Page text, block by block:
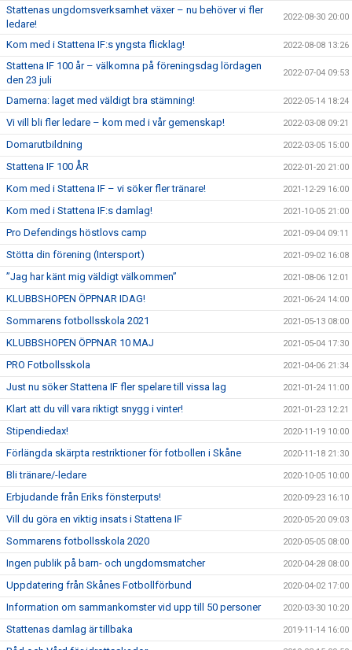
Stattenas ungdomsverksamhet växer – nu behöver vi fler
ledare!
2022-08-30 20:00
Kom med i Stattena IF:s yngsta flicklag! 2022-08-08 13:26
Stattena IF 100 år – välkomna på föreningsdag lördagen
den 23 juli
2022-07-04 09:53
Damerna: laget med väldigt bra stämning! 2022-05-14 18:24
Vi vill bli fler ledare – kom med i vår gemenskap! 2022-03-08 09:21
Domarutbildning 2022-03-05 15:00
Stattena IF 100 ÅR 2022-01-20 21:00
Kom med i Stattena IF – vi söker fler tränare! 2021-12-29 16:00
Kom med i Stattena IF:s damlag! 2021-10-05 21:00
Pro Defendings höstlovs camp 2021-09-04 09:11
Stötta din förening (Intersport) 2021-09-02 16:08
”Jag har känt mig väldigt välkommen” 2021-08-06 12:01
KLUBBSHOPEN ÖPPNAR IDAG! 2021-06-24 14:00
Sommarens fotbollsskola 2021 2021-05-13 08:00
KLUBBSHOPEN ÖPPNAR 10 MAJ 2021-05-04 17:30
PRO Fotbollsskola 2021-04-06 21:34
Just nu söker Stattena IF fler spelare till vissa lag 2021-01-24 11:00
Klart att du vill vara riktigt snygg i vinter! 2021-01-23 12:21
Stipendiedax! 2020-11-19 10:00
Förlängda skärpta restriktioner för fotbollen i Skåne 2020-11-18 21:30
Bli tränare/-ledare 2020-10-05 10:00
Erbjudande från Eriks fönsterputs! 2020-09-23 16:10
Vill du göra en viktig insats i Stattena IF 2020-05-20 09:03
Sommarens fotbollsskola 2020 2020-05-05 08:00
Ingen publik på barn- och ungdomsmatcher 2020-04-28 08:00
Uppdatering från Skånes Fotbollförbund 2020-04-02 17:00
Information om sammankomster vid upp till 50 personer 2020-03-30 10:20
Stattenas damlag är tillbaka 2019-11-14 16:00